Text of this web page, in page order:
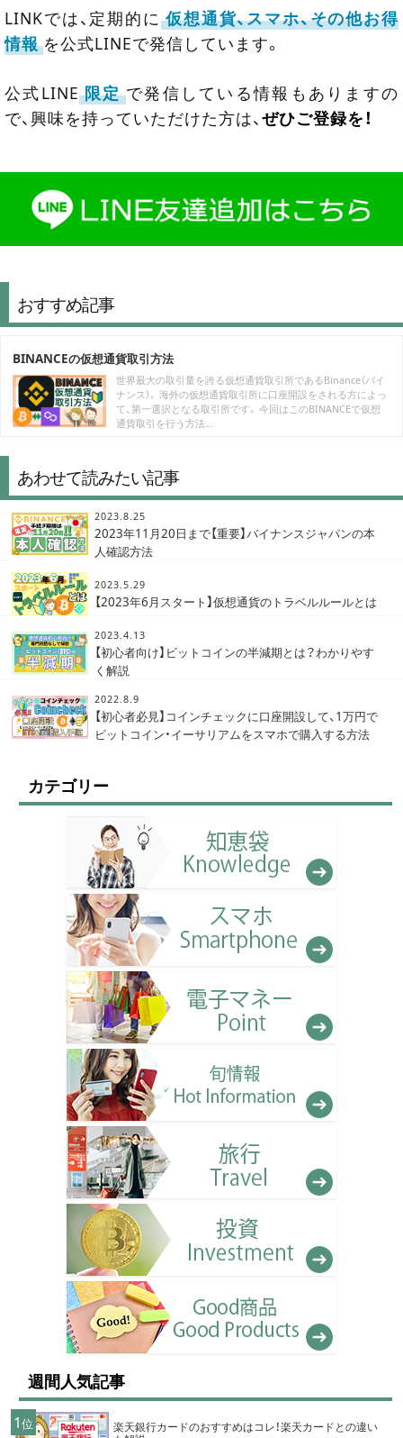
LINKでは、定期的に 仮想通貨、スマホ、その他お得
情報 を公式LINEで発信しています。
公式LINE 限定 で発信している情報もありますの
で、興味を持っていただけた方は、ぜひご登録を！
おすすめ記事
BINANCEの仮想通貨取引方法
世界最大の取引量を誇る仮想通貨取引所であるBinance（バイ
ナンス）。 海外の仮想通貨取引所に口座開設をされる方によっ
て、第一選択となる取引所です。 今回はこのBINANCEで仮想
通貨取引を行う方法...
あわせて読みたい記事
2023.8.25
2023年11月20日まで【重要】バイナンスジャパンの本
人確認方法
2023.5.29
【2023年6月スタート】仮想通貨のトラベルルールとは
2023.4.13
【初心者向け】ビットコインの半減期とは？わかりやす
く解説
2022.8.9
【初心者必見】コインチェックに口座開設して、1万円で
ビットコイン・イーサリアムをスマホで購入する方法
カテゴリー
週間人気記事
1位 楽天銀行カードのおすすめはコレ！楽天カードとの違い